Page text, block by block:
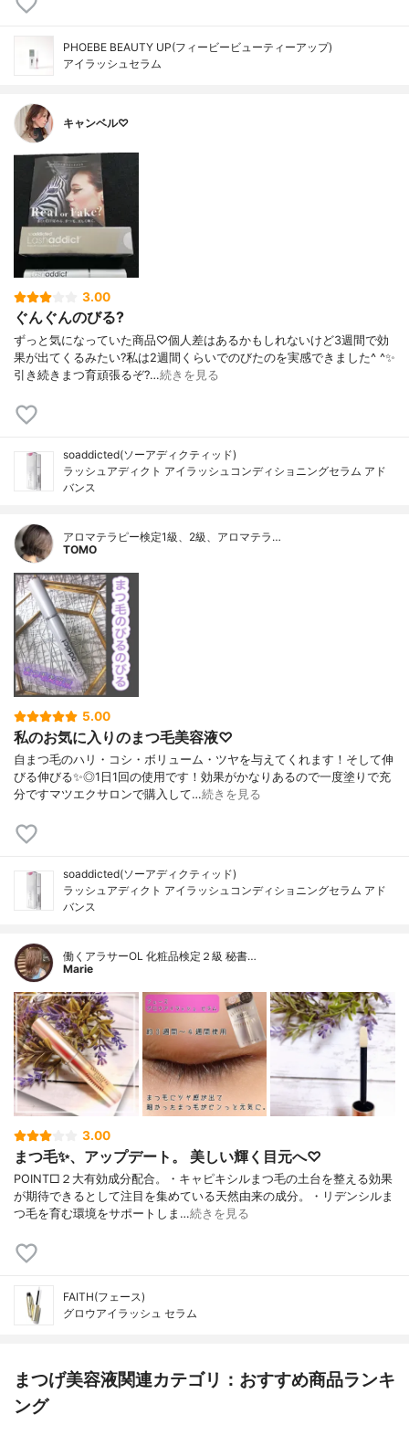
PHOEBE BEAUTY UP(フィービービューティーアップ)
アイラッシュセラム
キャンベル♡
3.00
ぐんぐんのびる?
ずっと気になっていた商品♡個人差はあるかもしれないけど3週間で効
果が出てくるみたい?私は2週間くらいでのびたのを実感できました^ ^✨
引き続きまつ育頑張るぞ?…続きを見る
soaddicted(ソーアディクティッド)
ラッシュアディクト アイラッシュコンディショニングセラム アド
バンス
アロマテラピー検定1級、2級、アロマテラ…
TOMO
5.00
私のお気に入りのまつ毛美容液♡
自まつ毛のハリ・コシ・ボリューム・ツヤを与えてくれます！そして伸
びる伸びる✨◎1日1回の使用です！効果がかなりあるので一度塗りで充
分ですマツエクサロンで購入して…続きを見る
soaddicted(ソーアディクティッド)
ラッシュアディクト アイラッシュコンディショニングセラム アド
バンス
働くアラサーOL 化粧品検定２級 秘書…
Marie
3.00
まつ毛✨、アップデート。 美しい輝く目元へ♡
POINT□２大有効成分配合。・キャピキシルまつ毛の土台を整える効果
が期待できるとして注目を集めている天然由来の成分。・リデンシルま
つ毛を育む環境をサポートしま…続きを見る
FAITH(フェース)
グロウアイラッシュ セラム
まつげ美容液関連カテゴリ：おすすめ商品ランキ
ング